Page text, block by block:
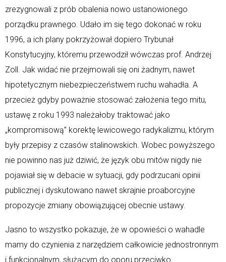
zrezygnowali z prób obalenia nowo ustanowionego
porządku prawnego. Udało im się tego dokonać w roku
1996, a ich plany pokrzyżował dopiero Trybunał
Konstytucyjny, któremu przewodził wówczas prof. Andrzej
Zoll. Jak widać nie przejmowali się oni żadnym, nawet
hipotetycznym niebezpieczeństwem ruchu wahadła. A
przecież gdyby poważnie stosować założenia tego mitu,
ustawę z roku 1993 należałoby traktować jako
„kompromisową” korektę lewicowego radykalizmu, którym
były przepisy z czasów stalinowskich. Wobec powyższego
nie powinno nas już dziwić, że język obu mitów nigdy nie
pojawiał się w debacie w sytuacji, gdy podrzucani opinii
publicznej i dyskutowano nawet skrajnie proaborcyjne
propozycje zmiany obowiązującej obecnie ustawy.
Jasno to wszystko pokazuje, że w opowieści o wahadle
mamy do czynienia z narzędziem całkowicie jednostronnym
i funkcjonalnym, służącym do oporu przeciwko